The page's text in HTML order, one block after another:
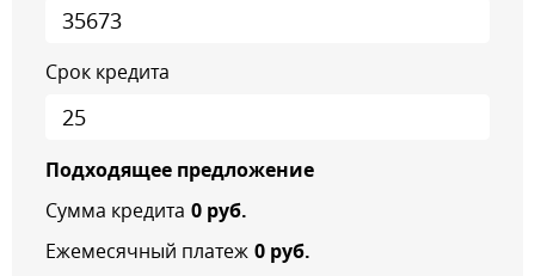
Срок кредита
Подходящее предложение
Сумма кредита 0руб.
Ежемесячный платеж 0руб.